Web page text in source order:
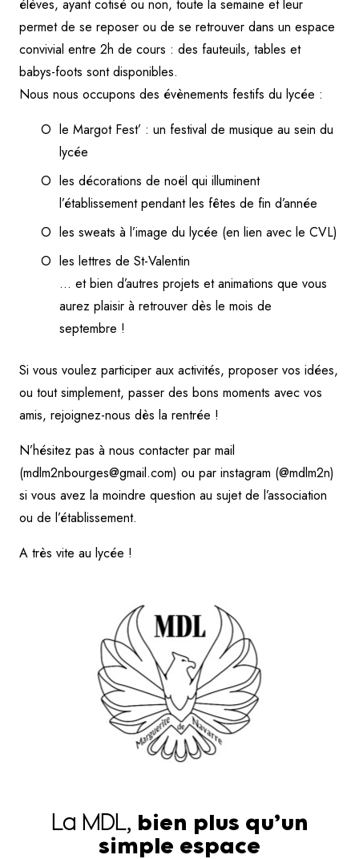
élèves, ayant cotisé ou non, toute la semaine et leur
permet de se reposer ou de se retrouver dans un espace
convivial entre 2h de cours : des fauteuils, tables et
babys-foots sont disponibles.
Nous nous occupons des évènements festifs du lycée :
le Margot Fest’ : un festival de musique au sein du
lycée
les décorations de noël qui illuminent
l’établissement pendant les fêtes de fin d’année
les sweats à l’image du lycée (en lien avec le CVL)
les lettres de St-Valentin
… et bien d’autres projets et animations que vous
aurez plaisir à retrouver dès le mois de
septembre !
Si vous voulez participer aux activités, proposer vos idées,
ou tout simplement, passer des bons moments avec vos
amis, rejoignez-nous dès la rentrée !
N’hésitez pas à nous contacter par mail
(mdlm2nbourges@gmail.com) ou par instagram (@mdlm2n)
si vous avez la moindre question au sujet de l’association
ou de l’établissement.
A très vite au lycée !
La MDL, bien plus qu’un
simple espace